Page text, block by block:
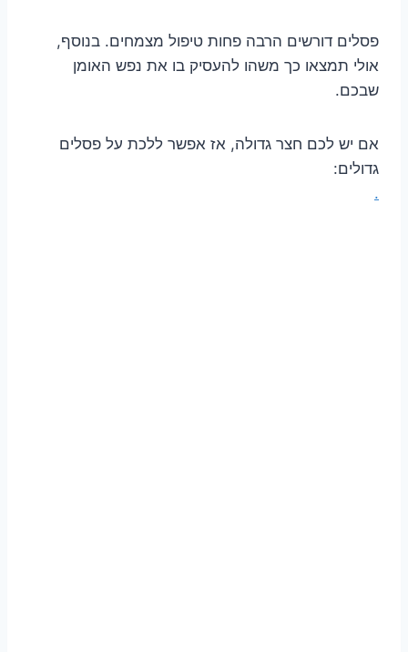
פסלים דורשים הרבה פחות טיפול מצמחים. בנוסף,
אולי תמצאו כך משהו להעסיק בו את נפש האומן
שבכם.
אם יש לכם חצר גדולה, אז אפשר ללכת על פסלים
גדולים:
.